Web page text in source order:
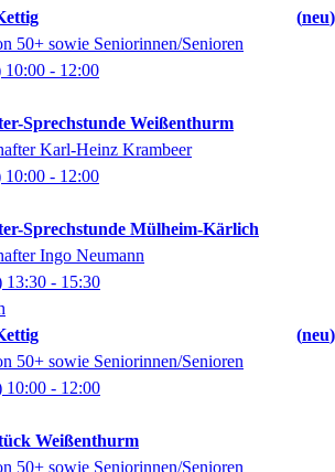
neu
50+ sowie Seniorinnen/Senioren
10:00 - 12:00
Sprechstunde Weißenthurm
Karl-Heinz Krambeer
10:00 - 12:00
Sprechstunde Mülheim-Kärlich
Ingo Neumann
13:30 - 15:30
neu
50+ sowie Seniorinnen/Senioren
10:00 - 12:00
Weißenthurm
50+ sowie Seniorinnen/Senioren